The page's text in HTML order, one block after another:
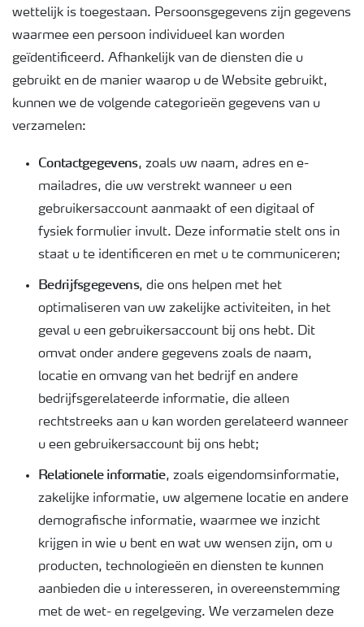
wettelijk is toegestaan. Persoonsgegevens zijn gegevens
waarmee een persoon individueel kan worden
geïdentificeerd. Afhankelijk van de diensten die u
gebruikt en de manier waarop u de Website gebruikt,
kunnen we de volgende categorieën gegevens van u
verzamelen:
Contactgegevens, zoals uw naam, adres en e-
mailadres, die uw verstrekt wanneer u een
gebruikersaccount aanmaakt of een digitaal of
fysiek formulier invult. Deze informatie stelt ons in
staat u te identificeren en met u te communiceren;
Bedrijfsgegevens, die ons helpen met het
optimaliseren van uw zakelijke activiteiten, in het
geval u een gebruikersaccount bij ons hebt. Dit
omvat onder andere gegevens zoals de naam,
locatie en omvang van het bedrijf en andere
bedrijfsgerelateerde informatie, die alleen
rechtstreeks aan u kan worden gerelateerd wanneer
u een gebruikersaccount bij ons hebt;
Relationele informatie, zoals eigendomsinformatie,
zakelijke informatie, uw algemene locatie en andere
demografische informatie, waarmee we inzicht
krijgen in wie u bent en wat uw wensen zijn, om u
producten, technologieën en diensten te kunnen
aanbieden die u interesseren, in overeenstemming
met de wet- en regelgeving. We verzamelen deze